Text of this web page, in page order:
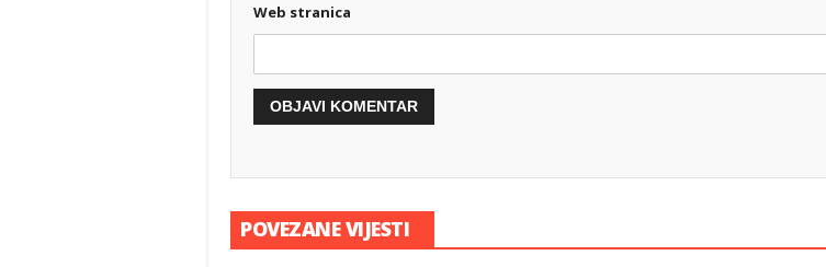
Web stranica
POVEZANE VIJESTI